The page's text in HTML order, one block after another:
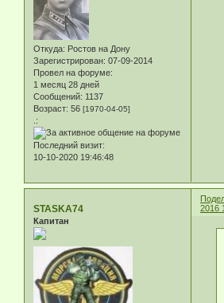
Откуда: Ростов на Дону
Зарегистрирован: 07-09-2014
Провел на форуме:
1 месяц 28 дней
Сообщений: 1137
Возраст: 56 [1970-04-05]
.:
Последний визит:
10-10-2020 19:46:48
2016
STASKA74
Капитан